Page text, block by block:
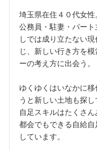
埼玉県在住４０代女性
公務員・駐妻・パー
しでは成り立たない
じ、新しい行き方を
ーの考え方に出会う。
ゆくゆくはいなかに
うと新しい土地も探
自足スキルはたくさん
都会でもできる自給
しています。